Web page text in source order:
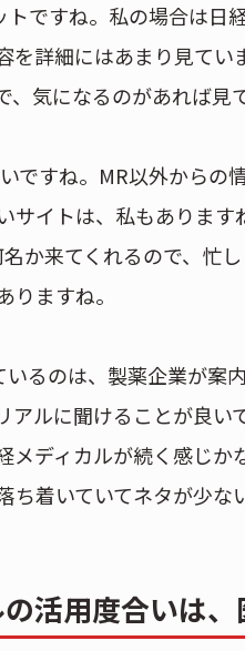
トですね。私の場合は日
を詳細にはあまり見て
、気になるのがあれば見
ですね。MR以外から
サイトは、私もありま
か来てくれるので、忙
りますね。
いるのは、製薬企業が案
アルに聞けることが良
メディカルが続く感じ
ち着いていてネタが少な
活用度合いは